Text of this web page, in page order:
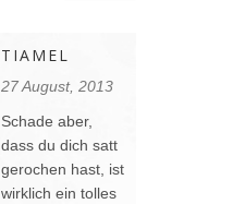
TIAMEL
27 August, 2013
Schade aber,
dass du dich satt
gerochen hast, ist
wirklich ein tolles